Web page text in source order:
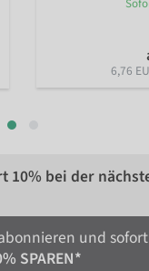
6,76
10% bei der
und sofort
SPAREN*